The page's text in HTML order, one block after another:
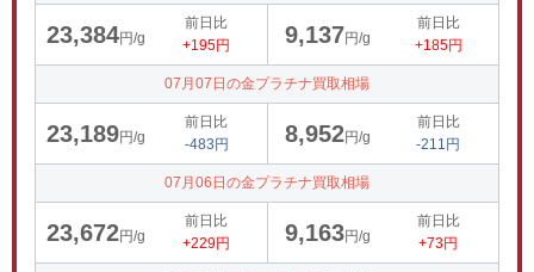
23,384円/g
前日比
+195円
9,137円/g
前日比
+185円
07月07日の金プラチナ買取相場
23,189円/g
前日比
-483円
8,952円/g
前日比
-211円
07月06日の金プラチナ買取相場
23,672円/g
前日比
+229円
9,163円/g
前日比
+73円